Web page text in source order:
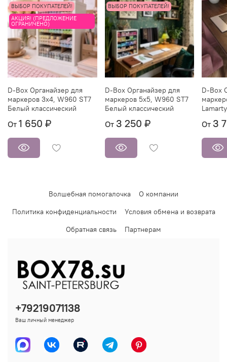
ВЫБОР ПОКУПАТЕЛЕЙ!
АКЦИЯ! (ПРЕДЛОЖЕНИЕ
ОГРАНИЧЕНО)
D-Box Органайзер для
маркеров 3х4, W960 ST7
Белый классический
От 1 650 ₽
ВЫБОР ПОКУПАТЕЛЕЙ!
D-Box Органайзер для
маркеров 5х5, W960 ST7
Белый классический
От 3 250 ₽
D-Box
Lamarty
От 3
Волшебная помогалочка
О компании
Политика конфиденциальности
Условия обмена и возврата
Обратная связь
Партнерам
+79219071138
Ваш личный менеджер